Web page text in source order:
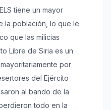
tiene un mayor
la población, lo que le
que las milicias
Libre de Siria es un
por
del Ejército
al bando de la
todo en la